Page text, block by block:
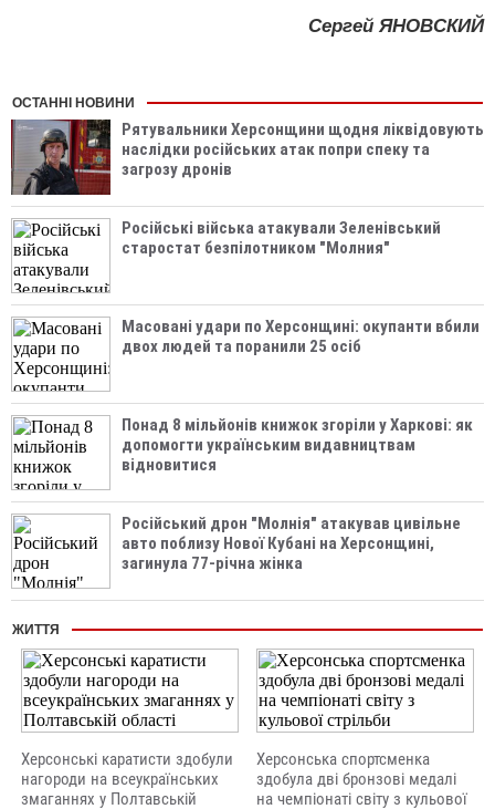
Сергей ЯНОВСКИЙ
ОСТАННІ НОВИНИ
Рятувальники Херсонщини щодня ліквідовують
наслідки російських атак попри спеку та
загрозу дронів
Російські війська атакували Зеленівський
старостат безпілотником "Молния"
Масовані удари по Херсонщині: окупанти вбили
двох людей та поранили 25 осіб
Понад 8 мільйонів книжок згоріли у Харкові: як
допомогти українським видавництвам
відновитися
Російський дрон "Молнія" атакував цивільне
авто поблизу Нової Кубані на Херсонщині,
загинула 77-річна жінка
ЖИТТЯ
Херсонські каратисти здобули
нагороди на всеукраїнських
змаганнях у Полтавській
Херсонська спортсменка
здобула дві бронзові медалі
на чемпіонаті світу з кульової